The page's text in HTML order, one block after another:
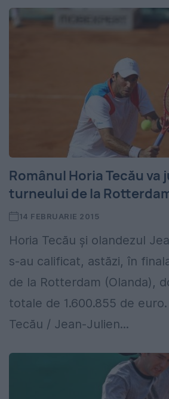
Românul Horia Tecău va
turneului de la
14 FEBRUARIE 2015
Horia Tecău și olandezul
s-au calificat, astăzi, în
de la Rotterdam (Olanda),
totale de 1.600.855 de
Tecău / Jean-Julien...